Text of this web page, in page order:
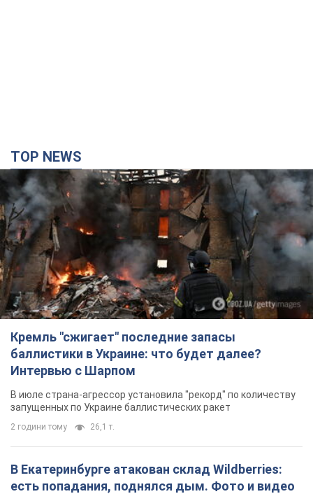
TOP NEWS
Кремль "сжигает" последние запасы
баллистики в Украине: что будет далее?
Интервью с Шарпом
В июле страна-агрессор установила "рекорд" по количеству
запущенных по Украине баллистических ракет
2 години тому 26,1 т.
В Екатеринбурге атакован склад Wildberries:
есть попадания, поднялся дым. Фото и видео